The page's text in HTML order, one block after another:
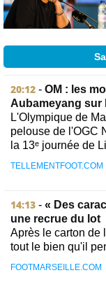
20:12 - OM : les
Aubameyang sur
L'Olympique de
pelouse de l'OGC
la 13ᵉ journée de
TELLEMENTFOOT.COM
14:13 - « Des
une recrue du lot
Après le carton de
tout le bien qu'il
FOOTMARSEILLE.COM